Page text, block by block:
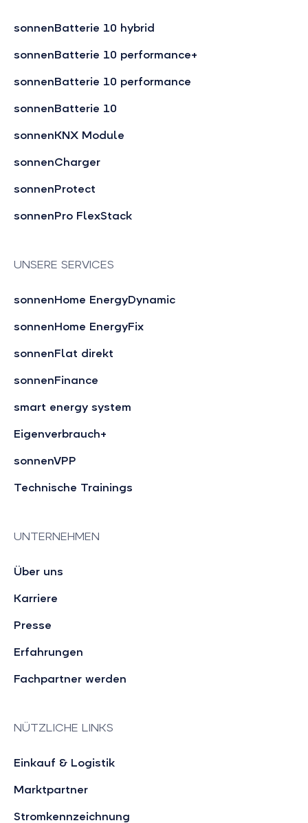
sonnenBatterie 10 hybrid
sonnenBatterie 10 performance+
sonnenBatterie 10 performance
sonnenBatterie 10
sonnenKNX Module
sonnenCharger
sonnenProtect
sonnenPro FlexStack
UNSERE SERVICES
sonnenHome EnergyDynamic
sonnenHome EnergyFix
sonnenFlat direkt
sonnenFinance
smart energy system
Eigenverbrauch+
sonnenVPP
Technische Trainings
UNTERNEHMEN
Über uns
Karriere
Presse
Erfahrungen
Fachpartner werden
NÜTZLICHE LINKS
Einkauf & Logistik
Marktpartner
Stromkennzeichnung